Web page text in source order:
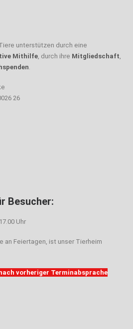
unterstützen durch eine
Mithilfe, durch ihre Mitgliedschaft,
.
26
Besucher:
Uhr
an Feiertagen, ist unser Tierheim
vorheriger Terminabsprache